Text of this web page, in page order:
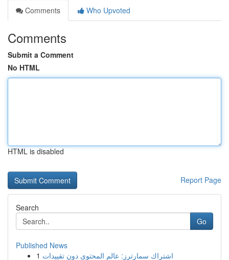
Comments
Who Upvoted
Comments
Submit a Comment
No HTML
HTML is disabled
Report Page
Search
Go
Published News
1 اشتراك سمارترز: عالم المحتوى دون تقييدات